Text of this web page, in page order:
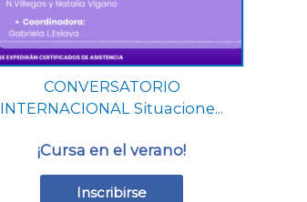
CONVERSATORIO
INTERNACIONAL Situacione...
¡Cursa en el verano!
Inscribirse
elegir
la